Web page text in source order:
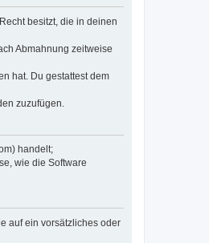
besitzt, die in deinen
Abmahnung zeitweise
hat. Du gestattest dem
zuzufügen.
handelt;
wie die Software
auf ein vorsätzliches oder